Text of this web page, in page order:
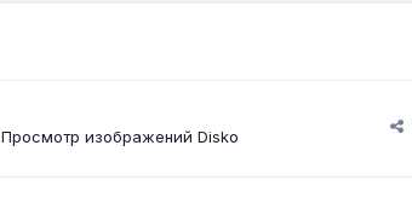
Просмотр изображений Disko